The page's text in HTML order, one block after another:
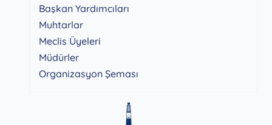
Başkan Yardımcıları
Muhtarlar
Meclis Üyeleri
Müdürler
Organizasyon Şeması